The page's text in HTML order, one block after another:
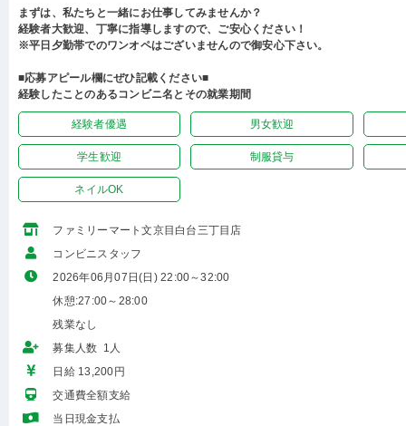
まずは、私たちと一緒にお仕事してみませんか？
経験者大歓迎、丁寧に指導しますので、ご安心ください！
※平日夕勤帯でのワンオペはございませんので御安心下さい。
■応募アピール欄にぜひ記載ください■
経験したことのあるコンビニ名とその就業期間
経験者優遇 男女歓迎
学生歓迎 制服貸与
ネイルOK
ファミリーマート文京目白台三丁目店
コンビニスタッフ
2026年06月07日(日) 22:00～32:00
休憩:27:00～28:00
残業なし
募集人数 1人
日給 13,200円
交通費全額支給
当日現金支払